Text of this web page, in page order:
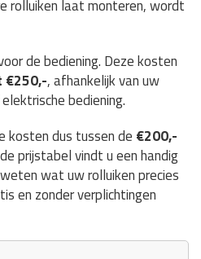
rolluiken laat monteren, wordt
de bediening. Deze kosten
€250,-, afhankelijk van uw
bediening.
kosten dus tussen de €200,-
prijstabel vindt u een handig
wat uw rolluiken precies
en zonder verplichtingen